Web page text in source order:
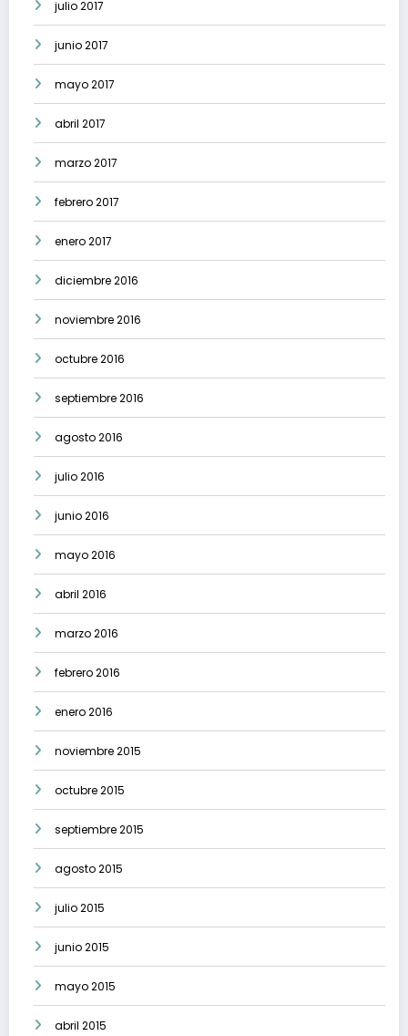
julio 2017
junio 2017
mayo 2017
abril 2017
marzo 2017
febrero 2017
enero 2017
diciembre 2016
noviembre 2016
octubre 2016
septiembre 2016
agosto 2016
julio 2016
junio 2016
mayo 2016
abril 2016
marzo 2016
febrero 2016
enero 2016
noviembre 2015
octubre 2015
septiembre 2015
agosto 2015
julio 2015
junio 2015
mayo 2015
abril 2015